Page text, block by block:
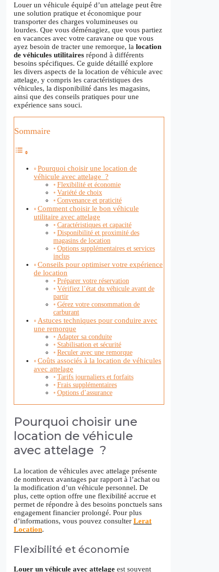
Louer un véhicule équipé d’un attelage peut être
une solution pratique et économique pour
transporter des charges volumineuses ou
lourdes. Que vous déménagiez, que vous partiez
en vacances avec votre caravane ou que vous
ayez besoin de tracter une remorque, la location
de véhicules utilitaires répond à différents
besoins spécifiques. Ce guide détaillé explore
les divers aspects de la location de véhicule avec
attelage, y compris les caractéristiques des
véhicules, la disponibilité dans les magasins,
ainsi que des conseils pratiques pour une
expérience sans souci.
Sommaire
Pourquoi choisir une location de
véhicule avec attelage ?
Flexibilité et économie
Variété de choix
Convenance et praticité
Comment choisir le bon véhicule
utilitaire avec attelage
Caractéristiques et capacité
Disponibilité et proximité des
magasins de location
Options supplémentaires et services
inclus
Conseils pour optimiser votre expérience
de location
Préparer votre réservation
Vérifiez l’état du véhicule avant de
partir
Gérez votre consommation de
carburant
Astuces techniques pour conduire avec
une remorque
Adapter sa conduite
Stabilisation et sécurité
Reculer avec une remorque
Coûts associés à la location de véhicules
avec attelage
Tarifs journaliers et forfaits
Frais supplémentaires
Options d’assurance
Pourquoi choisir une
location de véhicule
avec attelage ?
La location de véhicules avec attelage présente
de nombreux avantages par rapport à l’achat ou
la modification d’un véhicule personnel. De
plus, cette option offre une flexibilité accrue et
permet de répondre à des besoins ponctuels sans
engagement financier prolongé. Pour plus
d’informations, vous pouvez consulter Lerat
Location.
Flexibilité et économie
Louer un véhicule avec attelage est souvent